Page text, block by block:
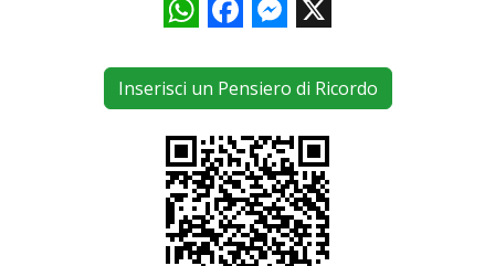
WhatsAppFacebookMessenger
X
Inserisci un Pensiero di Ricordo